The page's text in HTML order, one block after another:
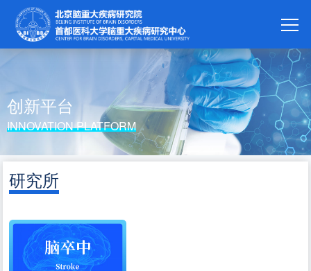
创新平台
INNOVATION PLATFORM
研究所